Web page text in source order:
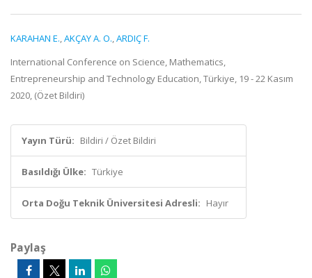
KARAHAN E.,AKÇAY A. O.,ARDIÇ F.
International Conference on Science, Mathematics,
Entrepreneurship and Technology Education, Türkiye, 19 - 22 Kasım
2020, (Özet Bildiri)
Yayın Türü: Bildiri / Özet Bildiri
Basıldığı Ülke: Türkiye
Orta Doğu Teknik Üniversitesi Adresli: Hayır
Paylaş